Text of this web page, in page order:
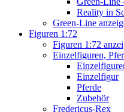
Reality in
Green-Line
Figuren 1:72
Figuren 1:72
Einzelfiguren,
Einzelfigur
Pferde
Zubehör
Fredericus-Rex